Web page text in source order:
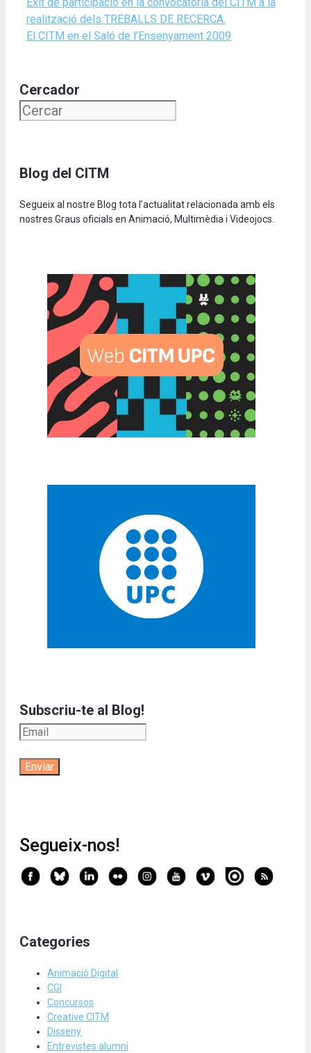
Èxit de participació en la convocatòria del CITM a la
realització dels TREBALLS DE RECERCA.
El CITM en el Saló de l’Ensenyament 2009
Cercador
Blog del CITM
Segueix al nostre Blog tota l’actualitat relacionada amb els
nostres Graus oficials en Animació, Multimèdia i Videojocs.
Subscriu-te al Blog!
Segueix-nos!
Categories
Animació Digital
CGI
Concursos
Creative CITM
Disseny
Entrevistes alumni